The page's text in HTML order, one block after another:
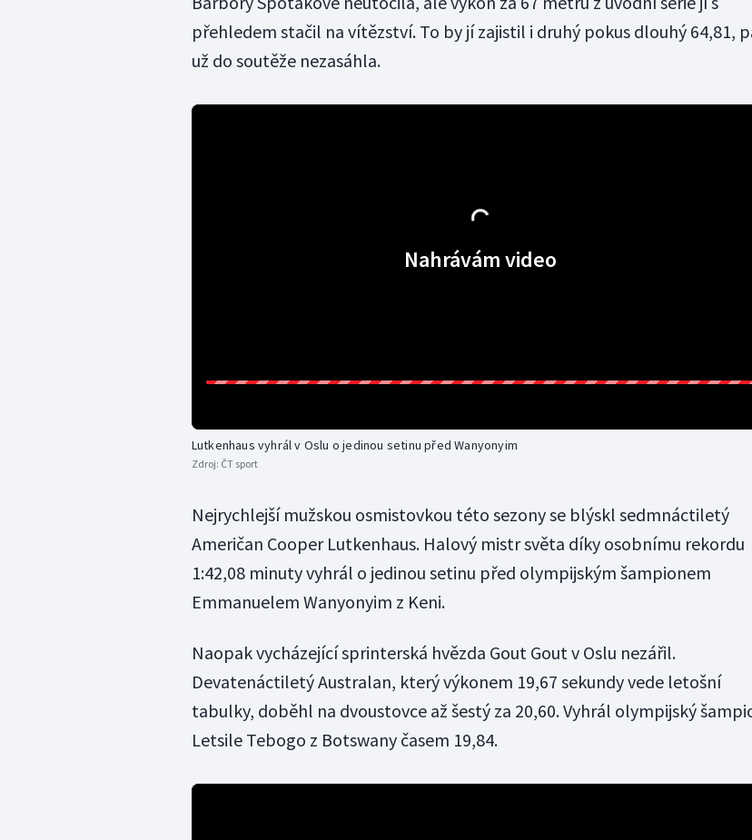
přehledem stačil na vítězství. To by jí zajistil i druhý pokus dlouhý 64,81,
už do soutěže nezasáhla.
Nahrávám video
Lutkenhaus vyhrál v Oslu o jedinou setinu před Wanyonyim
Zdroj: ČT sport
Nejrychlejší mužskou osmistovkou této sezony se blýskl sedmnáctiletý
Američan Cooper Lutkenhaus. Halový mistr světa díky osobnímu rekordu
1:42,08 minuty vyhrál o jedinou setinu před olympijským šampionem
Emmanuelem Wanyonyim z Keni.
Naopak vycházející sprinterská hvězda Gout Gout v Oslu nezářil.
Devatenáctiletý Australan, který výkonem 19,67 sekundy vede letošní
tabulky, doběhl na dvoustovce až šestý za 20,60. Vyhrál olympijský
Letsile Tebogo z Botswany časem 19,84.